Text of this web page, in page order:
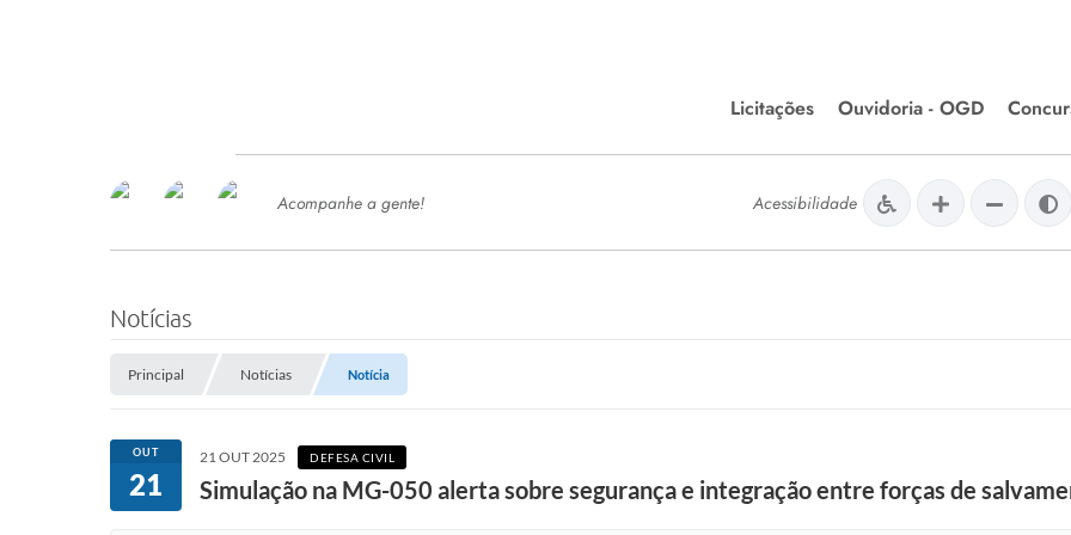
Licitações
Editais de Licitações
Chamamentos Públicos
Ouvidoria - OGD
SERVIÇOS
SEMED
Processo de Contratação -
Concursos e Processos Seletivos
Esporte
Meio Ambiente
Diário Oficial
Acompanhe a gente! Acessibilidade
Notícias
Principal Notícias Notícia
OUT
21
21 OUT 2025 DEFESA CIVIL
Simulação na MG-050 alerta sobre segurança e integração entre forças de